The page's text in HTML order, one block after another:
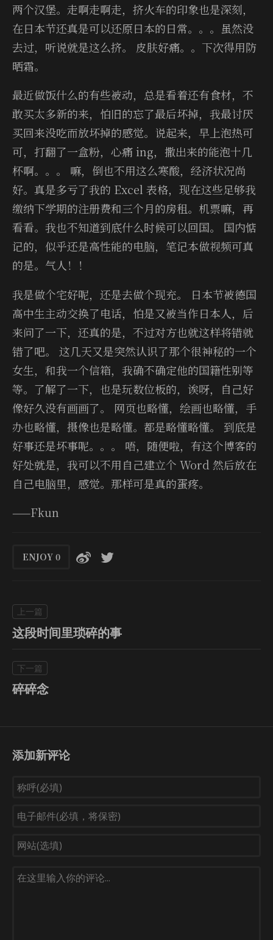
两个汉堡。走啊走啊走，挤火车的印象也是深刻，
在日本节还真是可以还原日本的日常。。。虽然没
去过，听说就是这么挤。 皮肤好痛。。下次得用防
晒霜。
最近做饭什么的有些被动，总是看着还有食材，不
敢买太多新的来，怕旧的忘了最后坏掉，我最讨厌
买回来没吃而放坏掉的感觉。说起来，早上泡热可
可，打翻了一盒粉，心痛 ing，撒出来的能泡十几
杯啊。。。 嘛，倒也不用这么寒酸，经济状况尚
好。真是多亏了我的 Ex­cel 表格，现在这些足够我
缴纳下学期的注册费和三个月的房租。机票嘛，再
看看。我也不知道到底什么时候可以回国。 国内惦
记的，似乎还是高性能的电脑，笔记本做视频可真
的是。气人！！
我是做个宅好呢，还是去做个现充。 日本节被德国
高中生主动交换了电话，怕是又被当作日本人，后
来问了一下，还真的是，不过对方也就这样将错就
错了吧。 这几天又是突然认识了那个很神秘的一个
女生，和我一个信箱，我确不确定他的国籍性别等
等。了解了一下，也是玩数位板的，诶呀，自己好
像好久没有画画了。 网页也略懂，绘画也略懂，手
办也略懂，摄像也是略懂。都是略懂略懂。 到底是
好事还是坏事呢。。。 唔，随便啦，有这个博客的
好处就是，我可以不用自己建立个 Word 然后放在
自己电脑里，感觉。那样可是真的蛋疼。
——Fkun
ENJOY 0
这段时间里琐碎的事
碎碎念
添加新评论